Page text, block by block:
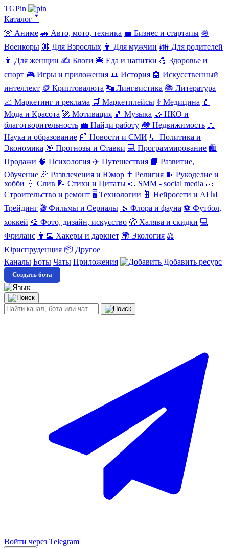
TGPin
Каталог 🢓
🎌 Аниме 🚗 Авто, мото, техника 💼 Бизнес и стартапы 🪖
Военкоры 🔞 Для Взрослых 👨 Для мужчин 👪 Для родителей
👩 Для женщин ✍️ Блоги 🍔 Еда и напитки 💪 Здоровье и
спорт 🎮 Игры и приложения 📜 История 🤖 Искусственный
интеллект 🪙 Криптовалюта 🔤 Лингвистика 📚 Литература
📈 Маркетинг и реклама 🛒 Маркетплейсы ⚕️ Медицина 💄
Мода и Красота 🚀 Мотивация 🎵 Музыка 🤝 НКО и
благотворительность 💼 Найди работу 🏘️ Недвижимость 📖
Наука и образование 📰 Новости и СМИ 💬 Политика и
Экономика 🎯 Прогнозы и Ставки 💻 Программирование 🛍️
Продажи 🧠 Психология ✈️ Путешествия 📘 Развитие,
Обучение 🎉 Развлечения и Юмор ✝️ Религия 🧵 Рукоделие и
хобби 💧 Слив 📝 Стихи и Цитаты 📣 SMM - social media 🧱
Строительство и ремонт 🖥️ Технологии 🧬 Нейросети и AI 📊
Трейдинг 🎬 Фильмы и Сериалы 🌿 Флора и фауна ⚽ Футбол,
хоккей 🎨 Фото, дизайн, искусство 🤑 Халява и скидки 💻
Фриланс 👨‍💻 Хакеры и даркнет 🌍 Экология ⚖️
Юриспруденция 📦 Другое
Каналы Боты Чаты Приложения Добавить ресурс
Создать бота
Войти через Telegram